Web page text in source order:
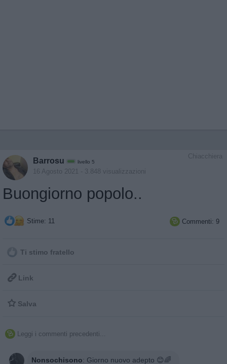
Chiacchiera
Barrosu livello 5
16 Agosto 2021 - 3.848 visualizzazioni
Buongiorno popolo..
Stime: 11  Commenti: 9
Ti stimo fratello
 Link
 Salva
 Leggi i commenti precedenti...
Nonsochisono: Giorno nuovo adepto 😊🌈